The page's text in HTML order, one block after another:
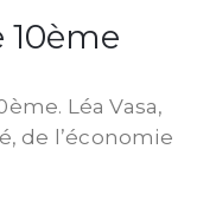
Léa Vasa,
de l’économie